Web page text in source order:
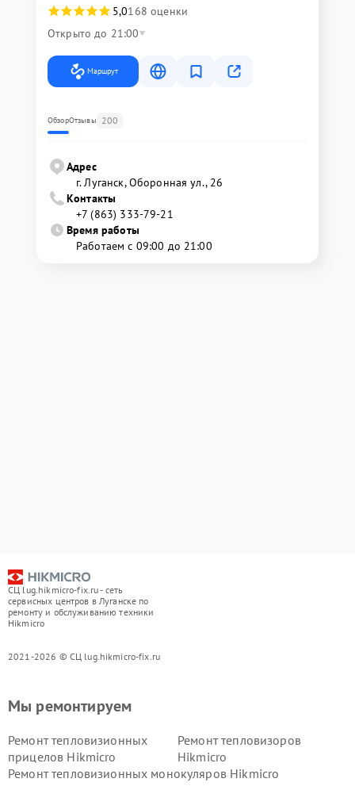
5,0168 оценки
Открыто до 21:00
Маршрут
ОбзорОтзывы 200
Адрес
г. Луганск, Оборонная ул., 26
Контакты
+7 (863) 333-79-21
Время работы
Работаем с 09:00 до 21:00
СЦ lug.hikmicro-fix.ru - сеть
сервисных центров в Луганске по
ремонту и обслуживанию техники
Hikmicro
2021-2026 © СЦ lug.hikmicro-fix.ru
Мы ремонтируем
Ремонт тепловизионных
прицелов Hikmicro
Ремонт тепловизоров
Hikmicro
Ремонт тепловизионных монокуляров Hikmicro